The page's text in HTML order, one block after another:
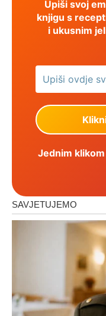
Upiši svoj
knjigu s
i ukusnim
Jednim